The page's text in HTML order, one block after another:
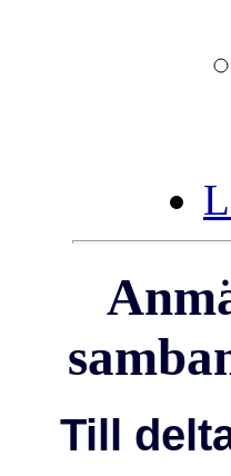
Till